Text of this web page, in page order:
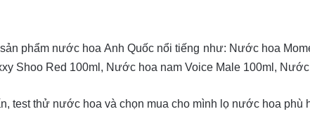
phẩm nước hoa Anh Quốc nổi tiếng như: Nước hoa
Shoo Red 100ml, Nước hoa nam Voice Male 100ml,
test thử nước hoa và chọn mua cho mình lọ nước hoa phù